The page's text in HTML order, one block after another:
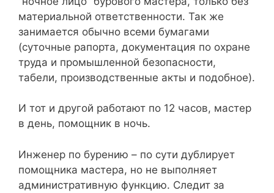
материальной ответственности. Так же
занимается обычно всеми бумагами
(суточные рапорта, документация по охране
труда и промышленной безопасности,
табели, производственные акты и подобное).
И тот и другой работают по 12 часов, мастер
в день, помощник в ночь.
Инженер по бурению – по сути дублирует
помощника мастера, но не выполняет
административную функцию. Следит за